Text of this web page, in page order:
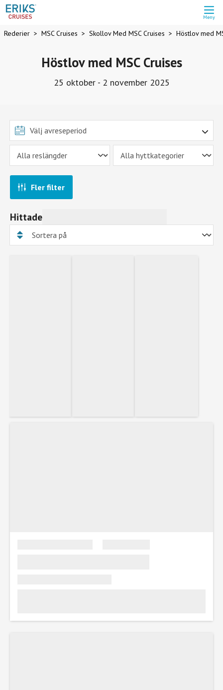
Meny
Rederier MSC Cruises Skollov Med MSC Cruises Höstlov med
Höstlov med MSC Cruises
25 oktober - 2 november 2025
Fler filter
Hittade